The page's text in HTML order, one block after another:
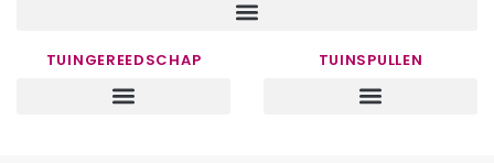
TUINGEREEDSCHAP TUINSPULLEN